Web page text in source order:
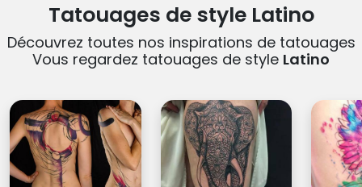
Tatouages de style Latino
Découvrez toutes nos inspirations de tatouages
Vous regardez tatouages de style Latino